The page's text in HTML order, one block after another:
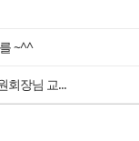
~^^
회장님 교...